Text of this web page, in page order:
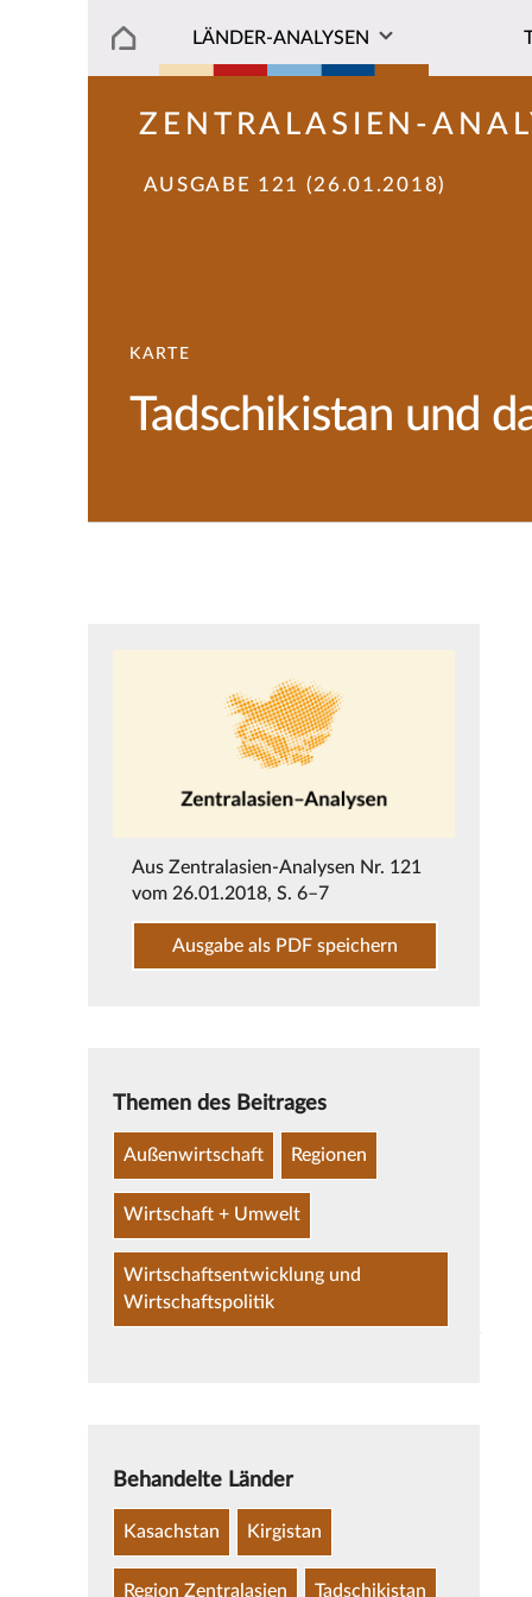
LÄNDER-ANALYSEN
ZENTRALASIEN-
AUSGABE 121 (26.01.2018)
KARTE
Tadschikistan und
AusZentralasien-Analysen Nr. 121
vom 26.01.2018, S. 6–7
Ausgabe als PDF speichern
Themen des Beitrages
Außenwirtschaft Regionen
Wirtschaft + Umwelt
Wirtschaftsentwicklung und
Wirtschaftspolitik
Behandelte Länder
Kasachstan Kirgistan
Region Zentralasien Tadschikistan